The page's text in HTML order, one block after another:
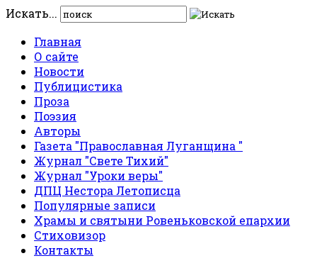
Искать...
Главная
О сайте
Новости
Публицистика
Проза
Поэзия
Авторы
Газета "Православная Луганщина "
Журнал "Свете Тихий"
Журнал "Уроки веры"
ДПЦ Нестора Летописца
Популярные записи
Храмы и святыни Ровеньковской епархии
Стиховизор
Контакты